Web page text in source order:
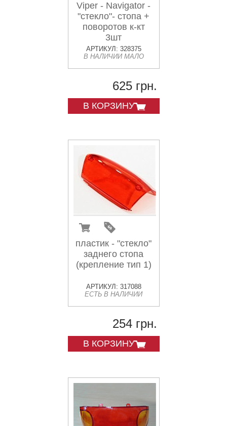
Viper - Navigator -
"стекло"- стопа +
поворотов к-кт
3шт
АРТИКУЛ: 328375
В НАЛИЧИИ МАЛО
625 грн.
В КОРЗИНУ
пластик - "стекло"
заднего стопа
(крепление тип 1)
АРТИКУЛ: 317088
ЕСТЬ В НАЛИЧИИ
254 грн.
В КОРЗИНУ